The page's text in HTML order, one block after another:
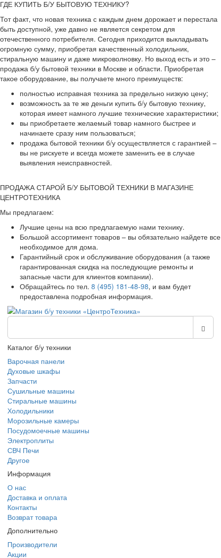
ГДЕ КУПИТЬ Б/У БЫТОВУЮ ТЕХНИКУ?
Тот факт, что новая техника с каждым днем дорожает и перестала
быть доступной, уже давно не является секретом для
отечественного потребителя. Сегодня приходится выкладывать
огромную сумму, приобретая качественный холодильник,
стиральную машину и даже микроволновку. Но выход есть и это –
продажа б/у бытовой техники в Москве и области. Приобретая
такое оборудование, вы получаете много преимуществ:
полностью исправная техника за предельно низкую цену;
возможность за те же деньги купить б/у бытовую технику,
которая имеет намного лучшие технические характеристики;
вы приобретаете желаемый товар намного быстрее и
начинаете сразу ним пользоваться;
продажа бытовой техники б/у осуществляется с гарантией –
вы не рискуете и всегда можете заменить ее в случае
выявления неисправностей.
ПРОДАЖА СТАРОЙ Б/У БЫТОВОЙ ТЕХНИКИ В МАГАЗИНЕ
ЦЕНТРОТЕХНИКА
Мы предлагаем:
Лучшие цены на всю предлагаемую нами технику.
Большой ассортимент товаров – вы обязательно найдете все
необходимое для дома.
Гарантийный срок и обслуживание оборудования (а также
гарантированная скидка на последующие ремонты и
запасные части для клиентов компании).
Обращайтесь по тел. 8 (495) 181-48-98, и вам будет
предоставлена подробная информация.
Каталог б/у техники
Варочная панели
Духовые шкафы
Запчасти
Сушильные машины
Стиральные машины
Холодильники
Морозильные камеры
Посудомоечные машины
Электроплиты
СВЧ Печи
Другое
Информация
О нас
Доставка и оплата
Контакты
Возврат товара
Дополнительно
Производители
Акции